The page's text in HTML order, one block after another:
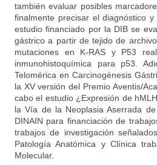
también evaluar posibles
finalmente precisar el diagnóstico
estudio financiado por la DIB se
gástrico a partir de tejido de
mutaciones en K-RAS y P53
inmunohistoquímica para p53.
Telomérica en Carcinogénesis
la XV versión del Premio Aventis/
cabo el estudio ¿Expresión de
la Vía de la Neoplasia Aserrada
DINAIN para financiación de
trabajos de investigación
Patología Anatómica y Clínica
Molecular.